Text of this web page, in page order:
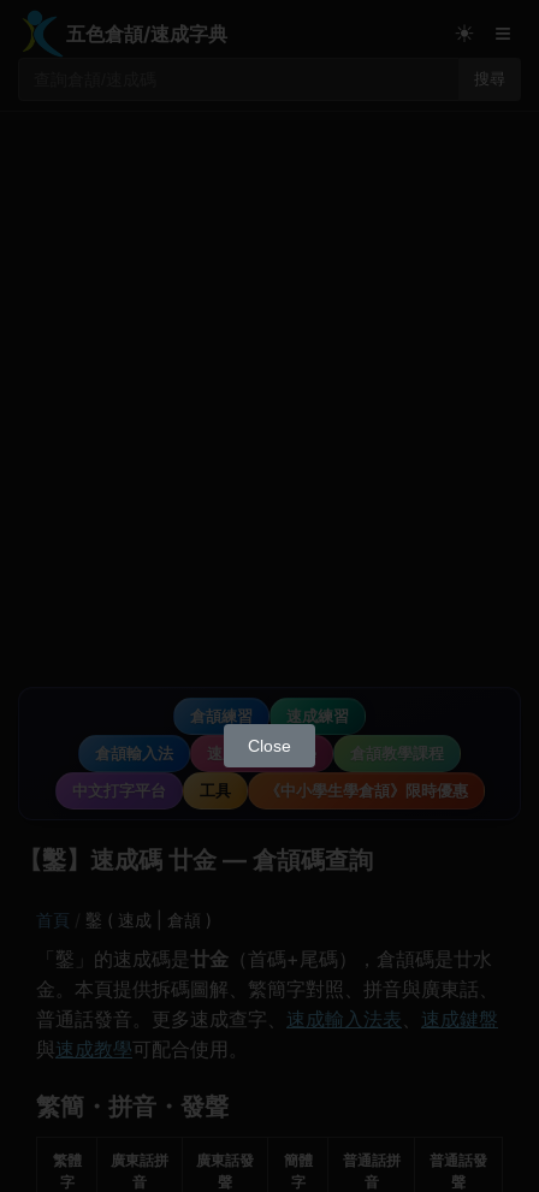
五色倉頡/速成字典
搜尋
☀ ≡
倉頡練習
速成練習
倉頡輸入法
速成輸入法教學
倉頡教學課程
中文打字平台
工具 《中小學生學倉頡》限時優惠
【鑿】速成碼 廿金 — 倉頡碼查詢
首頁 鑿 ( 速成 | 倉頡 )
「鑿」的速成碼是 廿金 （首碼+尾碼），倉頡碼是廿水
金。本頁提供拆碼圖解、繁簡字對照、拼音與廣東話、
普通話發音。更多速成查字、 速成輸入法表、 速成鍵盤
與速成教學可配合使用。
繁簡・拼音・發聲
繁體
字
廣東話拼
音
廣東話發
聲
簡體
字
普通話拼
音
普通話發
聲
Close